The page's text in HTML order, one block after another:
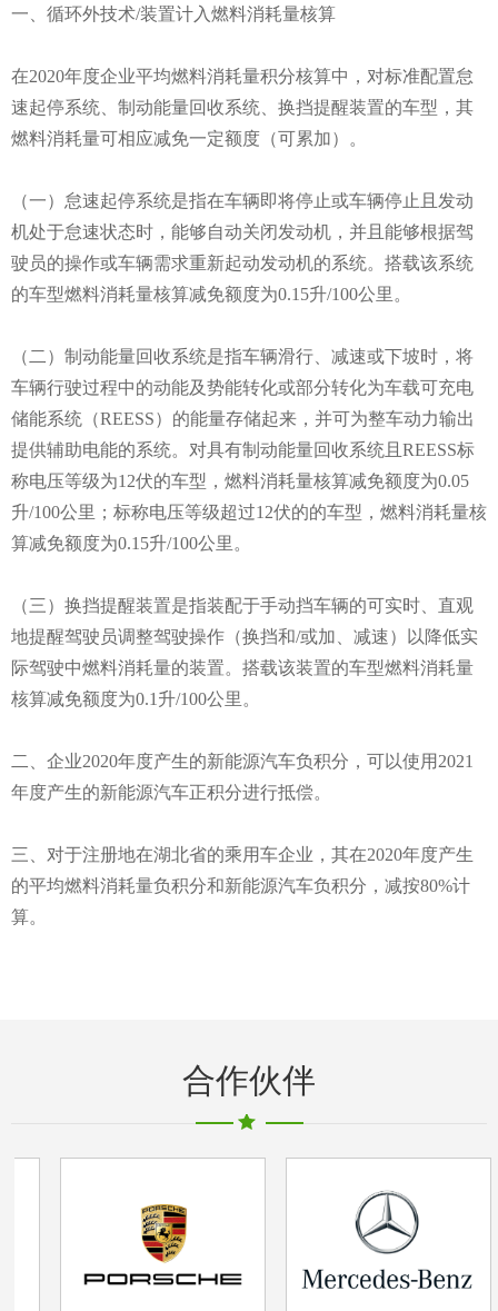
一、循环外技术/装置计入燃料消耗量核算
在2020年度企业平均燃料消耗量积分核算中，对标准配置怠
速起停系统、制动能量回收系统、换挡提醒装置的车型，其
燃料消耗量可相应减免一定额度（可累加）。
（一）怠速起停系统是指在车辆即将停止或车辆停止且发动
机处于怠速状态时，能够自动关闭发动机，并且能够根据驾
驶员的操作或车辆需求重新起动发动机的系统。搭载该系统
的车型燃料消耗量核算减免额度为0.15升/100公里。
（二）制动能量回收系统是指车辆滑行、减速或下坡时，将
车辆行驶过程中的动能及势能转化或部分转化为车载可充电
储能系统（REESS）的能量存储起来，并可为整车动力输出
提供辅助电能的系统。对具有制动能量回收系统且REESS标
称电压等级为12伏的车型，燃料消耗量核算减免额度为0.05
升/100公里；标称电压等级超过12伏的的车型，燃料消耗量核
算减免额度为0.15升/100公里。
（三）换挡提醒装置是指装配于手动挡车辆的可实时、直观
地提醒驾驶员调整驾驶操作（换挡和/或加、减速）以降低实
际驾驶中燃料消耗量的装置。搭载该装置的车型燃料消耗量
核算减免额度为0.1升/100公里。
二、企业2020年度产生的新能源汽车负积分，可以使用2021
年度产生的新能源汽车正积分进行抵偿。
三、对于注册地在湖北省的乘用车企业，其在2020年度产生
的平均燃料消耗量负积分和新能源汽车负积分，减按80%计
算。
合作伙伴